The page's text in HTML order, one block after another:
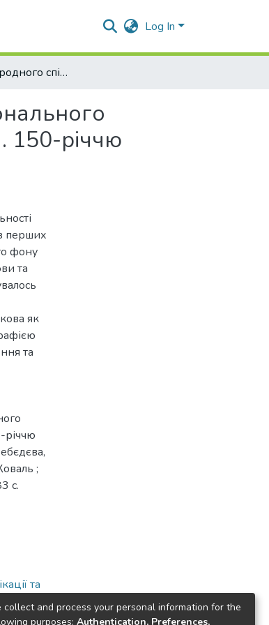
Log In
Історія міжнародного співробітництва Одеського національного університету імені І. І. Мечникова (1865-2015) : присвяч. 150-річчю Одеського нац. ун-ту ім. І.І. Мечникова
150-річчю
перших
фону
та
як
та
річчю
;
с.
та
collect and process your personal information for the
purposes: Authentication, Preferences,